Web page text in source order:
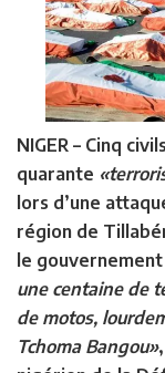
NIGER – Cinq
quarante
lors d’une
région de
le
une centaine de
de motos,
Tchoma Bangou»